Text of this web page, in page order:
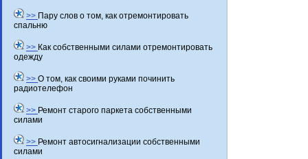
>> Пару слов о том, как отремонтировать
спальню
>> Как собственными силами отремонтировать
одежду
>> О том, как своими руками починить
радиотелефон
>> Ремонт старого паркета собственными
силами
>> Ремонт автосигнализации собственными
силами